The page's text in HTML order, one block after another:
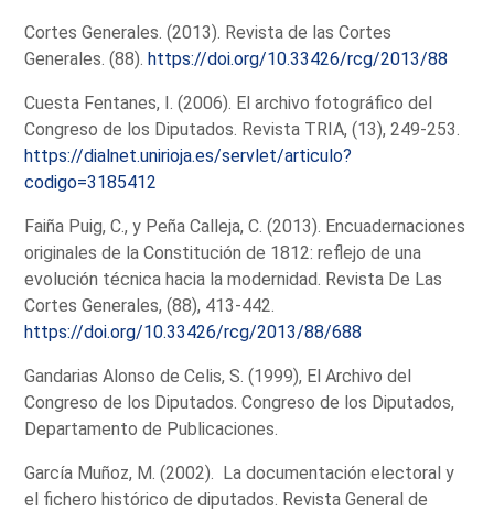
Cortes Generales. (2013). Revista de las Cortes
Generales. (88).https://doi.org/10.33426/rcg/2013/88
Cuesta Fentanes, I. (2006). El archivo fotográfico del
Congreso de los Diputados. Revista TRIA, (13), 249-253.
https://dialnet.unirioja.es/servlet/articulo?
codigo=3185412
Faiña Puig, C., y Peña Calleja, C. (2013). Encuadernaciones
originales de la Constitución de 1812: reflejo de una
evolución técnica hacia la modernidad. Revista De Las
Cortes Generales, (88), 413-442.
https://doi.org/10.33426/rcg/2013/88/688
Gandarias Alonso de Celis, S. (1999), El Archivo del
Congreso de los Diputados. Congreso de los Diputados,
Departamento de Publicaciones.
García Muñoz, M. (2002). La documentación electoral y
el fichero histórico de diputados. Revista General de